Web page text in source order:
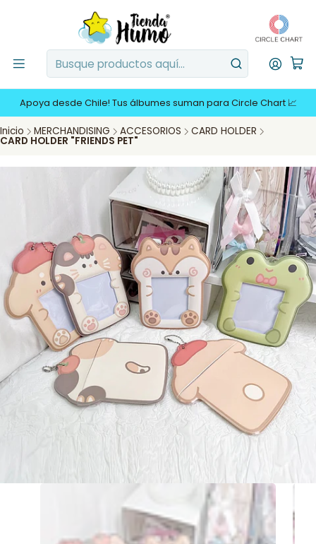
Apoya desde Chile! Tus álbumes suman para Circle Chart 📈
Inicio MERCHANDISING ACCESORIOS CARD HOLDER
CARD HOLDER "FRIENDS PET"